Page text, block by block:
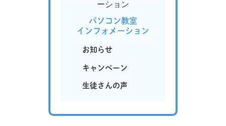
パソコン教室
インフォメーション
お知らせ
キャンペーン
生徒さんの声